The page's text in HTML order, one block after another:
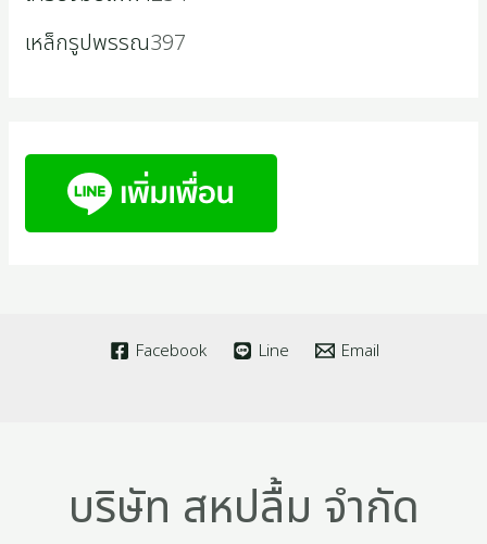
เหล็กรูปพรรณ397
Facebook Line Email
บริษัท สหปลื้ม จำกัด